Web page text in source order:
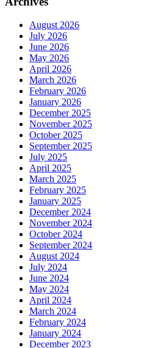
August 2026
July 2026
June 2026
May 2026
April 2026
March 2026
February 2026
January 2026
December 2025
November 2025
October 2025
September 2025
July 2025
April 2025
March 2025
February 2025
January 2025
December 2024
November 2024
October 2024
September 2024
August 2024
July 2024
June 2024
May 2024
April 2024
March 2024
February 2024
January 2024
December 2023